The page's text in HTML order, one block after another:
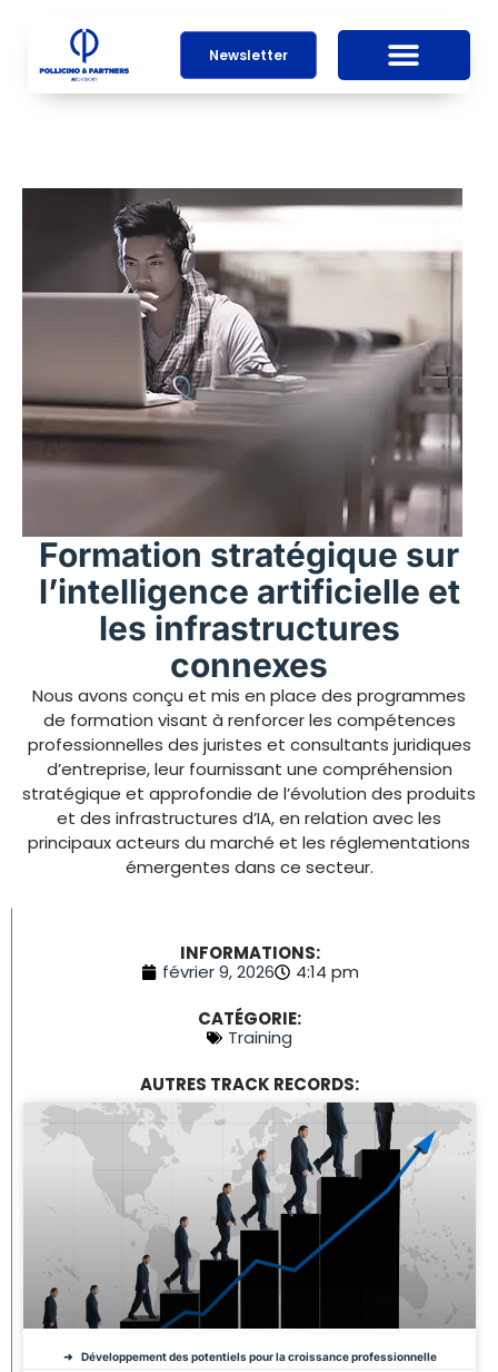
Newsletter
Formation stratégique sur
l’intelligence artificielle et
les infrastructures
connexes
Nous avons conçu et mis en place des programmes
de formation visant à renforcer les compétences
professionnelles des juristes et consultants juridiques
d’entreprise, leur fournissant une compréhension
stratégique et approfondie de l’évolution des produits
et des infrastructures d’IA, en relation avec les
principaux acteurs du marché et les réglementations
émergentes dans ce secteur.
INFORMATIONS:
février 9, 2026
4:14 pm
CATÉGORIE:
Training
AUTRES TRACK RECORDS:
Développement des potentiels pour la croissance professionnelle